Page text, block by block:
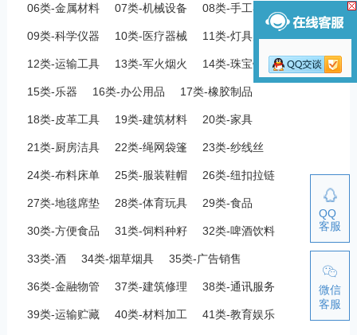
06类-金属材料 07类-机械设备 08类-手工器械
09类-科学仪器 10类-医疗器械 11类-灯具空调
12类-运输工具 13类-军火烟火 14类-珠宝钟表
15类-乐器 16类-办公用品 17类-橡胶制品
18类-皮革工具 19类-建筑材料 20类-家具
21类-厨房洁具 22类-绳网袋篷 23类-纱线丝
24类-布料床单 25类-服装鞋帽 26类-纽扣拉链
27类-地毯席垫 28类-体育玩具 29类-食品
30类-方便食品 31类-饲料种籽 32类-啤酒饮料
33类-酒 34类-烟草烟具 35类-广告销售
36类-金融物管 37类-建筑修理 38类-通讯服务
39类-运输贮藏 40类-材料加工 41类-教育娱乐
QQ
客服
微信
客服